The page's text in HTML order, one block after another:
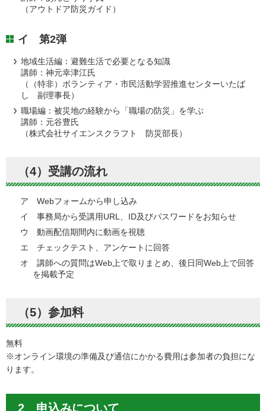
（アウトドア防災ガイド）
イ 第2弾
地域生活編：避難生活で必要となる知識
講師：神元幸津江氏
（（特非）ボランティア・市民活動学習推進センターいたば
し 副理事長）
職場編：被災地の経験から「職場の防災」を学ぶ
講師：元谷豊氏
（株式会社サイエンスクラフト 防災部長）
（4）受講の流れ
ア Webフォームから申し込み
イ 事務局から受講用URL、ID及びパスワードをお知らせ
ウ 動画配信期間内に動画を視聴
エ チェックテスト、アンケートに回答
オ 講師への質問はWeb上で取りまとめ、後日同Web上で回答
を掲載予定
（5）参加料
無料
※オンライン環境の準備及び通信にかかる費用は参加者の負担にな
ります。
2 申込みについて